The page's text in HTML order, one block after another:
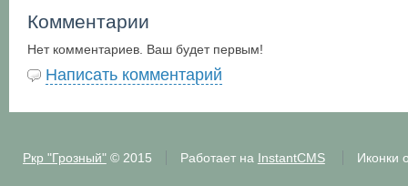
Комментарии
Нет комментариев. Ваш будет первым!
Написать комментарий
Ркр "Грозный"© 2015 Работает на InstantCMS Иконки